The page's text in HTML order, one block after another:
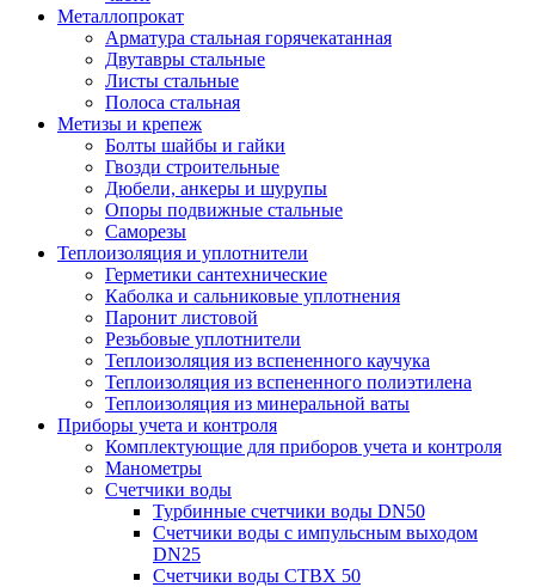
Металлопрокат
Арматура стальная горячекатанная
Двутавры стальные
Листы стальные
Полоса стальная
Метизы и крепеж
Болты шайбы и гайки
Гвозди строительные
Дюбели, анкеры и шурупы
Опоры подвижные стальные
Саморезы
Теплоизоляция и уплотнители
Герметики сантехнические
Каболка и сальниковые уплотнения
Паронит листовой
Резьбовые уплотнители
Теплоизоляция из вспененного каучука
Теплоизоляция из вспененного полиэтилена
Теплоизоляция из минеральной ваты
Приборы учета и контроля
Комплектующие для приборов учета и контроля
Манометры
Счетчики воды
Турбинные счетчики воды DN50
Счетчики воды с импульсным выходом
DN25
Счетчики воды СТВХ 50